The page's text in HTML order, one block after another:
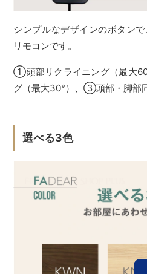
シンプルなデザインのボタン
リモコンです。
①頭部リクライニング（最大
グ（最大30°）、③頭部・脚部
選べる3色